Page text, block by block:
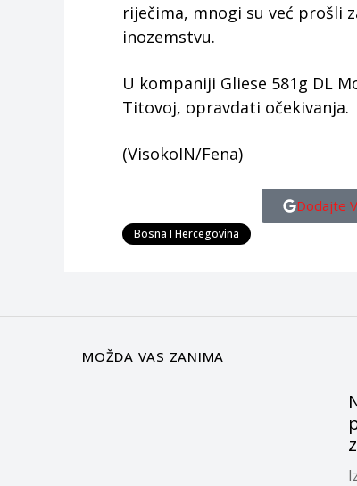
riječima, mnogi su već prošli
inozemstvu.
U kompaniji Gliese 581g DL
Titovoj, opravdati očekivanja.
(VisokoIN/Fena)
Dodajte
Bosna I Hercegovina
MOŽDA VAS ZANIMA